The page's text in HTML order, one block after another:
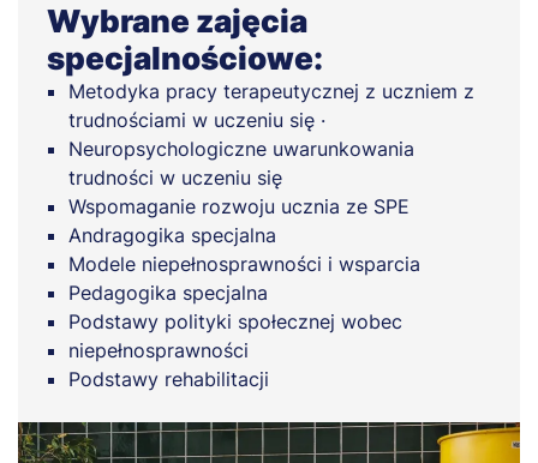
Wybrane zajęcia
specjalnościowe:
Metodyka pracy terapeutycznej z uczniem z
trudnościami w uczeniu się ·
Neuropsychologiczne uwarunkowania
trudności w uczeniu się
Wspomaganie rozwoju ucznia ze SPE
Andragogika specjalna
Modele niepełnosprawności i wsparcia
Pedagogika specjalna
Podstawy polityki społecznej wobec
niepełnosprawności
Podstawy rehabilitacji